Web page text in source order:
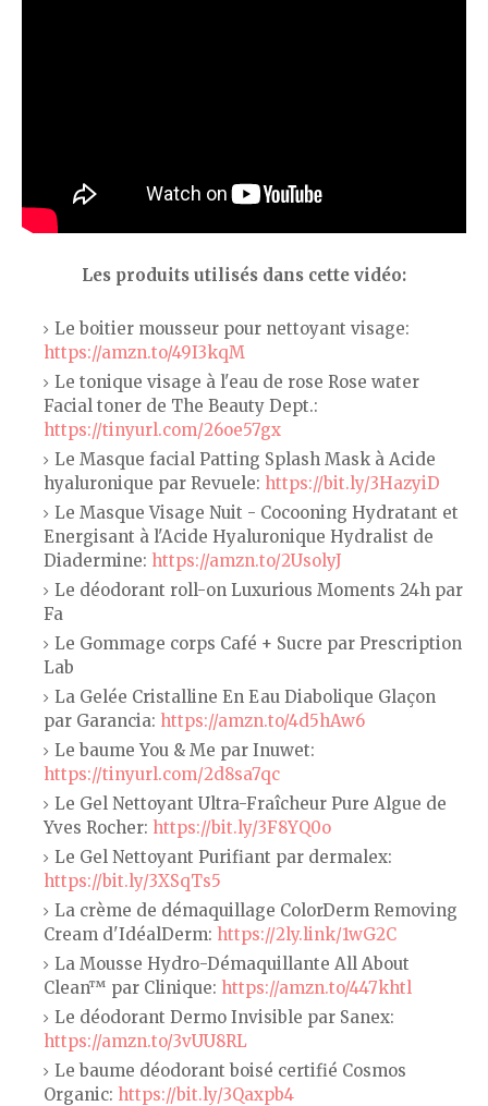
Les produits utilisés dans cette vidéo:
Le boitier mousseur pour nettoyant visage:
https://amzn.to/49I3kqM
Le tonique visage à l'eau de rose Rose water
Facial toner de The Beauty Dept.:
https://tinyurl.com/26oe57gx
Le Masque facial Patting Splash Mask à Acide
hyaluronique par Revuele: https://bit.ly/3HazyiD
Le Masque Visage Nuit - Cocooning Hydratant et
Energisant à l'Acide Hyaluronique Hydralist de
Diadermine: https://amzn.to/2UsolyJ
Le déodorant roll-on Luxurious Moments 24h par
Fa
Le Gommage corps Café + Sucre par Prescription
Lab
La Gelée Cristalline En Eau Diabolique Glaçon
par Garancia: https://amzn.to/4d5hAw6
Le baume You & Me par Inuwet:
https://tinyurl.com/2d8sa7qc
Le Gel Nettoyant Ultra-Fraîcheur Pure Algue de
Yves Rocher: https://bit.ly/3F8YQ0o
Le Gel Nettoyant Purifiant par dermalex:
https://bit.ly/3XSqTs5
La crème de démaquillage ColorDerm Removing
Cream d'IdéalDerm: https://2ly.link/1wG2C
La Mousse Hydro-Démaquillante All About
Clean™ par Clinique: https://amzn.to/447khtl
Le déodorant Dermo Invisible par Sanex:
https://amzn.to/3vUU8RL
Le baume déodorant boisé certifié Cosmos
Organic: https://bit.ly/3Qaxpb4